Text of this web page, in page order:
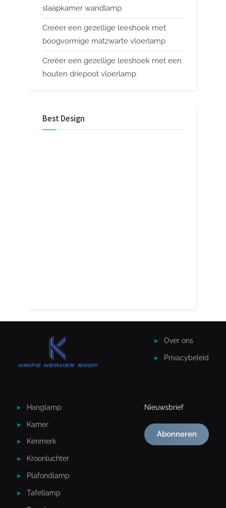
slaapkamer wandlamp
Creëer een gezellige leeshoek met
boogvormige matzwarte vloerlamp
Creëer een gezellige leeshoek met een
houten driepoot vloerlamp
Best Design
Over ons
Privacybeleid
Hanglamp
Kamer
Kenmerk
Kroonluchter
Plafondlamp
Tafellamp
Nieuwsbrief
Abonneren